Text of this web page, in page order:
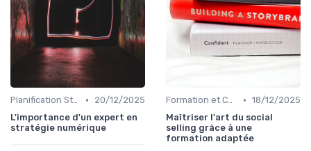
Planification Stratégique Digitale •
20/12/2025
L'importance d'un expert en
stratégie numérique
Formation et Consulting SEO • 18/12/2025
Maîtriser l'art du social
selling grâce à une
formation adaptée